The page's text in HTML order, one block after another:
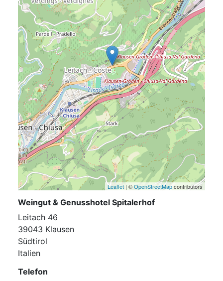
Leaflet | ©OpenStreetMapcontributors
Weingut & Genusshotel Spitalerhof
Leitach 46
39043 Klausen
Südtirol
Italien
Telefon